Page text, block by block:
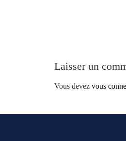
Laisser un
Vous devez vous